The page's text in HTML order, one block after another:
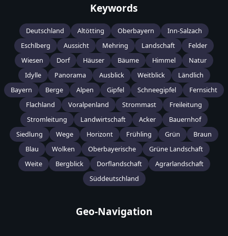
Keywords
Deutschland Altötting Oberbayern
Inn-Salzach
Eschlberg
Aussicht Mehring Landschaft
Felder
Wiesen
Dorf Häuser Bäume Himmel
Natur
Idylle
Panorama Ausblick Weitblick
Ländlich
Bayern
Berge Alpen Gipfel Schneegipfel
Fernsicht
Flachland
Voralpenland Strommast
Freileitung
Stromleitung
Landwirtschaft Acker
Bauernhof
Siedlung
Wege Horizont Frühling Grün
Braun
Blau
Wolken Oberbayerische
Grüne Landschaft
Weite
Bergblick Dorflandschaft
Agrarlandschaft
Süddeutschland
Geo-Navigation